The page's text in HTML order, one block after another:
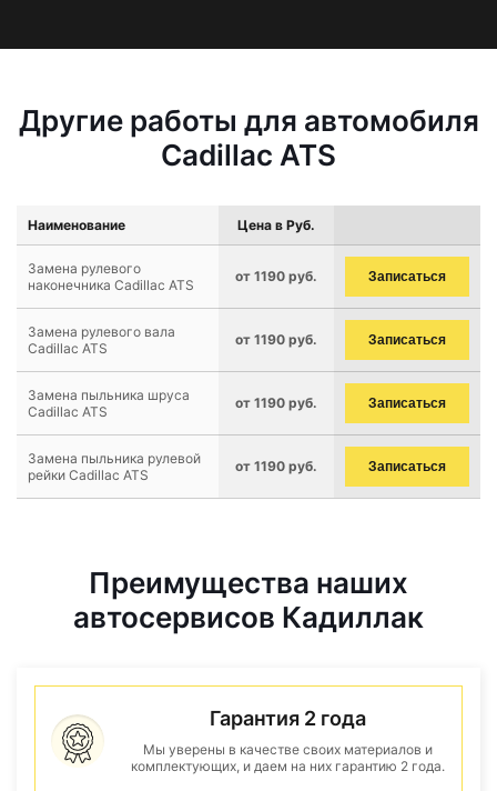
Другие работы для автомобиля
Cadillac ATS
Наименование Цена в Руб.
Замена рулевого
наконечника Cadillac ATS
от 1190 руб. Записаться
Замена рулевого вала
Cadillac ATS
от 1190 руб. Записаться
Замена пыльника шруса
Cadillac ATS
от 1190 руб. Записаться
Замена пыльника рулевой
рейки Cadillac ATS
от 1190 руб. Записаться
Преимущества наших
автосервисов Кадиллак
Гарантия 2 года
Мы уверены в качестве своих материалов и
комплектующих, и даем на них гарантию 2 года.